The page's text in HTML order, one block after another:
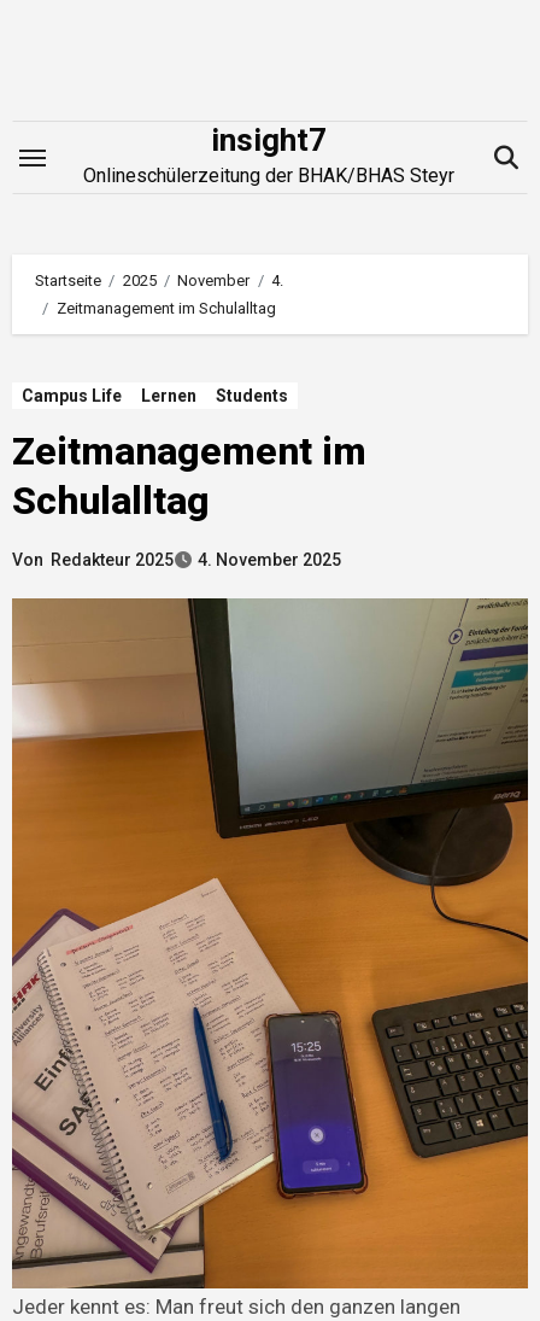
insight7
Onlineschülerzeitung der BHAK/BHAS Steyr
Startseite 2025 November
4.
Zeitmanagement im Schulalltag
Campus Life Lernen Students
Zeitmanagement im
Schulalltag
Von Redakteur 2025 4. November 2025
Jeder kennt es: Man freut sich den ganzen langen